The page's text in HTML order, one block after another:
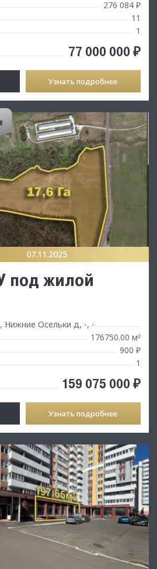
276 084 ₽
11
1
77 000 000 ₽
Узнать подробнее
07.11.2025
под жилой
Нижние Осельки д, -, -
176750.00 м²
900 ₽
1
159 075 000 ₽
Узнать подробнее